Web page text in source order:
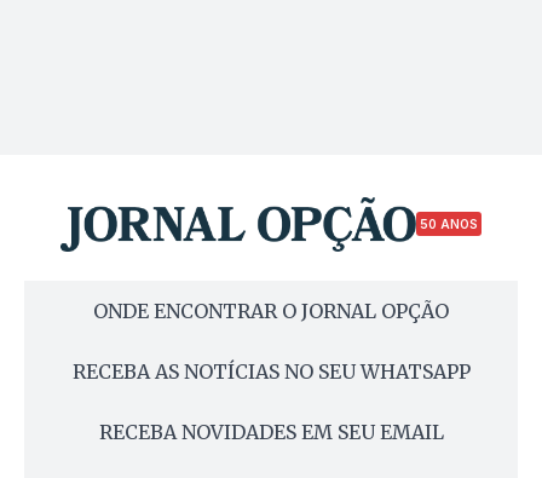
50 ANOS
ONDE ENCONTRAR O JORNAL OPÇÃO
RECEBA AS NOTÍCIAS NO SEU WHATSAPP
RECEBA NOVIDADES EM SEU EMAIL